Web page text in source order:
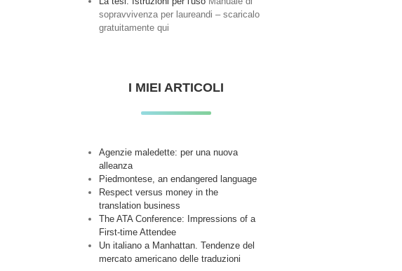
sopravvivenza per laureandi – scaricalo
gratuitamente qui
I MIEI ARTICOLI
Agenzie maledette: per una nuova
alleanza
Piedmontese, an endangered language
Respect versus money in the
translation business
The ATA Conference: Impressions of a
First-time Attendee
Un italiano a Manhattan. Tendenze del
mercato americano delle traduzioni